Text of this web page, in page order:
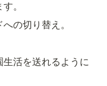
。
の切り替え。
活を送れるように